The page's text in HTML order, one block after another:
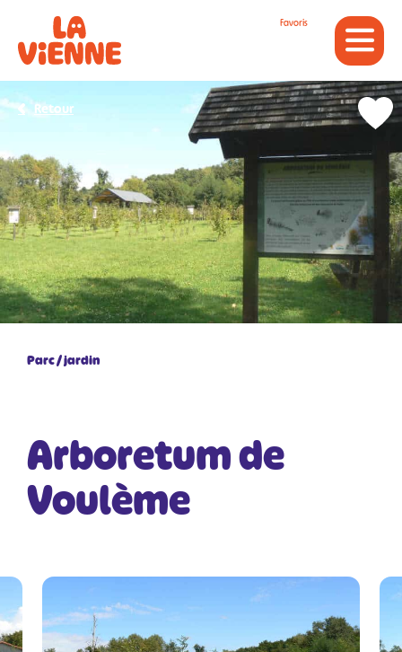
Favoris
Parc / jardin
Arboretum de
Voulème
Retour